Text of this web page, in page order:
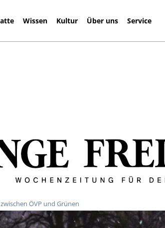
Wissen Kultur Über uns Service
ÖVP und Grünen